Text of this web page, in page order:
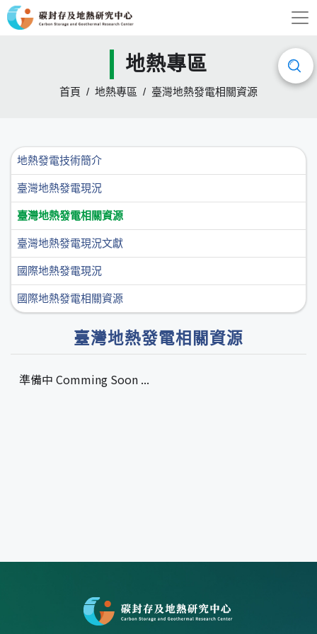
地熱專區
首頁 地熱專區 臺灣地熱發電相關資源
地熱發電技術簡介
臺灣地熱發電現況
臺灣地熱發電相關資源
臺灣地熱發電現況文獻
國際地熱發電現況
國際地熱發電相關資源
臺灣地熱發電相關資源
準備中 Comming Soon ...